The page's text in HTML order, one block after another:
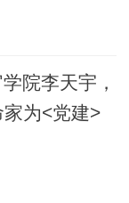
院李天宇，
为<党建>